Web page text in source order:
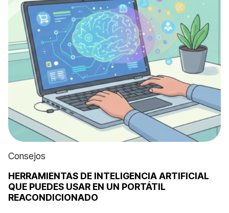
Consejos
HERRAMIENTAS DE INTELIGENCIA ARTIFICIAL
QUE PUEDES USAR EN UN PORTÁTIL
REACONDICIONADO